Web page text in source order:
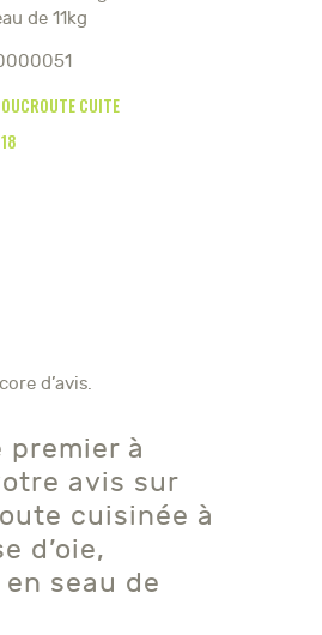
de 11kg
CUITE
d’avis.
premier à
avis sur
cuisinée à
d’oie,
seau de